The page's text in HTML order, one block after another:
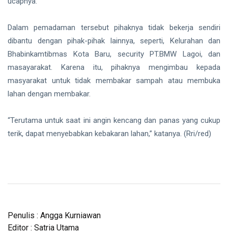
PT IKPP Perawang
Politik
Dalam pemadaman tersebut pihaknya tidak bekerja sendiri
dibantu dengan pihak-pihak lainnya, seperti, Kelurahan dan
Bhabinkamtibmas Kota Baru, security PT.BMW Lagoi, dan
masayarakat. Karena itu, pihaknya mengimbau kepada
masyarakat untuk tidak membakar sampah atau membuka
lahan dengan membakar.
“Terutama untuk saat ini angin kencang dan panas yang cukup
terik, dapat menyebabkan kebakaran lahan,” katanya. (Rri/red)
Penulis : Angga Kurniawan
Editor : Satria Utama